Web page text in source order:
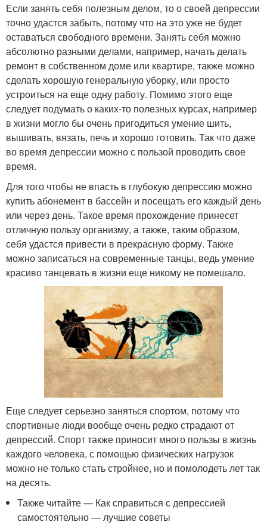
Если занять себя полезным делом, то о своей депрессии
точно удастся забыть, потому что на это уже не будет
оставаться свободного времени. Занять себя можно
абсолютно разными делами, например, начать делать
ремонт в собственном доме или квартире, также можно
сделать хорошую генеральную уборку, или просто
устроиться на еще одну работу. Помимо этого еще
следует подумать о каких-то полезных курсах, например
в жизни могло бы очень пригодиться умение шить,
вышивать, вязать, печь и хорошо готовить. Так что даже
во время депрессии можно с пользой проводить свое
время.
Для того чтобы не впасть в глубокую депрессию можно
купить абонемент в бассейн и посещать его каждый день
или через день. Такое время прохождение принесет
отличную пользу организму, а также, таким образом,
себя удастся привести в прекрасную форму. Также
можно записаться на современные танцы, ведь умение
красиво танцевать в жизни еще никому не помешало.
Еще следует серьезно заняться спортом, потому что
спортивные люди вообще очень редко страдают от
депрессий. Спорт также приносит много пользы в жизнь
каждого человека, с помощью физических нагрузок
можно не только стать стройнее, но и помолодеть лет так
на десять.
Также читайте — Как справиться с депрессией
самостоятельно — лучшие советы